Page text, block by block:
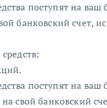
поступят на ваш
банковский
поступят на ваш
свой банковский